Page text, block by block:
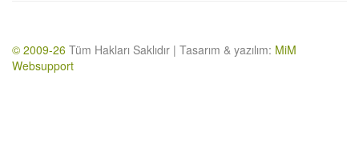
© 2009-26 Tüm Hakları Saklıdır | Tasarım & yazılım: MiM
Websupport